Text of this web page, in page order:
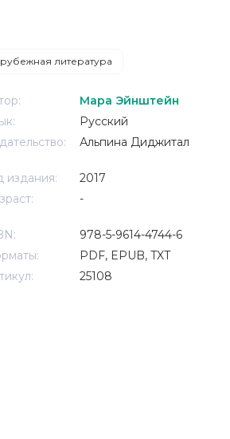
литература
Мара Эйнштейн
Русский
Альпина Диджитал
издания:
2017
-
978-5-9614-4744-6
PDF, EPUB, TXT
25108